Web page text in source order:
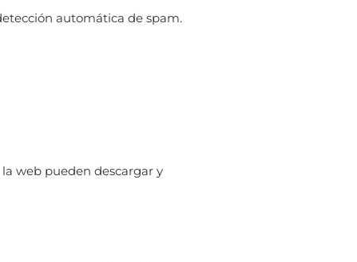
automática de spam.
web pueden descargar y